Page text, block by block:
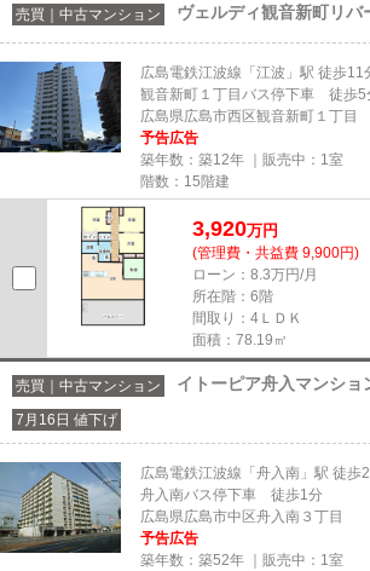
売買｜中古マンション ヴェルディ観音新町リバ
広島電鉄江波線「江波」駅 徒歩11
観音新町１丁目バス停下車 徒歩5
広島県広島市西区観音新町１丁目
予告広告
築年数：築12年 ｜販売中： 1室
階数：15階建
3,920万円
(管理費・共益費 9,900円)
ローン：8.3万円/月
所在階：6階
間取り：4ＬＤＫ
面積：78.19㎡
売買｜中古マンション イトーピア舟入マンショ
7月16日 値下げ
広島電鉄江波線「舟入南」駅 徒歩
舟入南バス停下車 徒歩1分
広島県広島市中区舟入南３丁目
予告広告
築年数：築52年 ｜販売中： 1室